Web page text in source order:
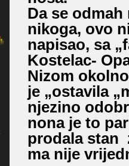
Da se
nikoga, ovo
napisao, sa
Kostelac-
Nizom
je „ostavila
njezino
nona je to
prodala stan
ma nije